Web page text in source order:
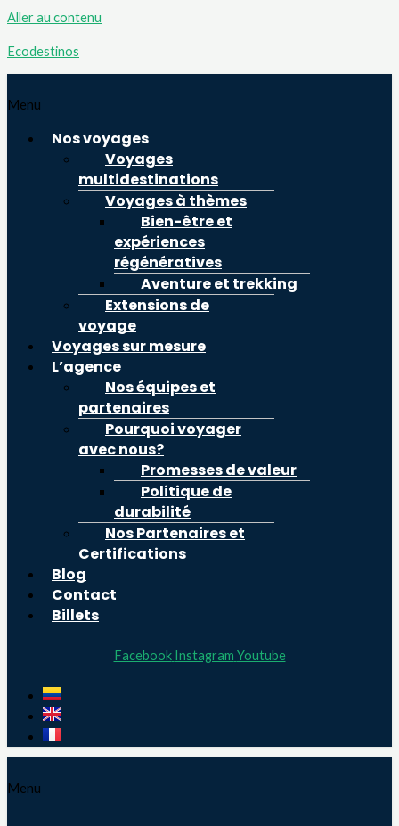
Aller au contenu
Ecodestinos
Menu
Nos voyages
Voyages
multidestinations
Voyages à thèmes
Bien-être et
expériences
régénératives
Aventure et trekking
Extensions de
voyage
Voyages sur mesure
L’agence
Nos équipes et
partenaires
Pourquoi voyager
avec nous?
Promesses de valeur
Politique de
durabilité
Nos Partenaires et
Certifications
Blog
Contact
Billets
Facebook Instagram Youtube
Menu